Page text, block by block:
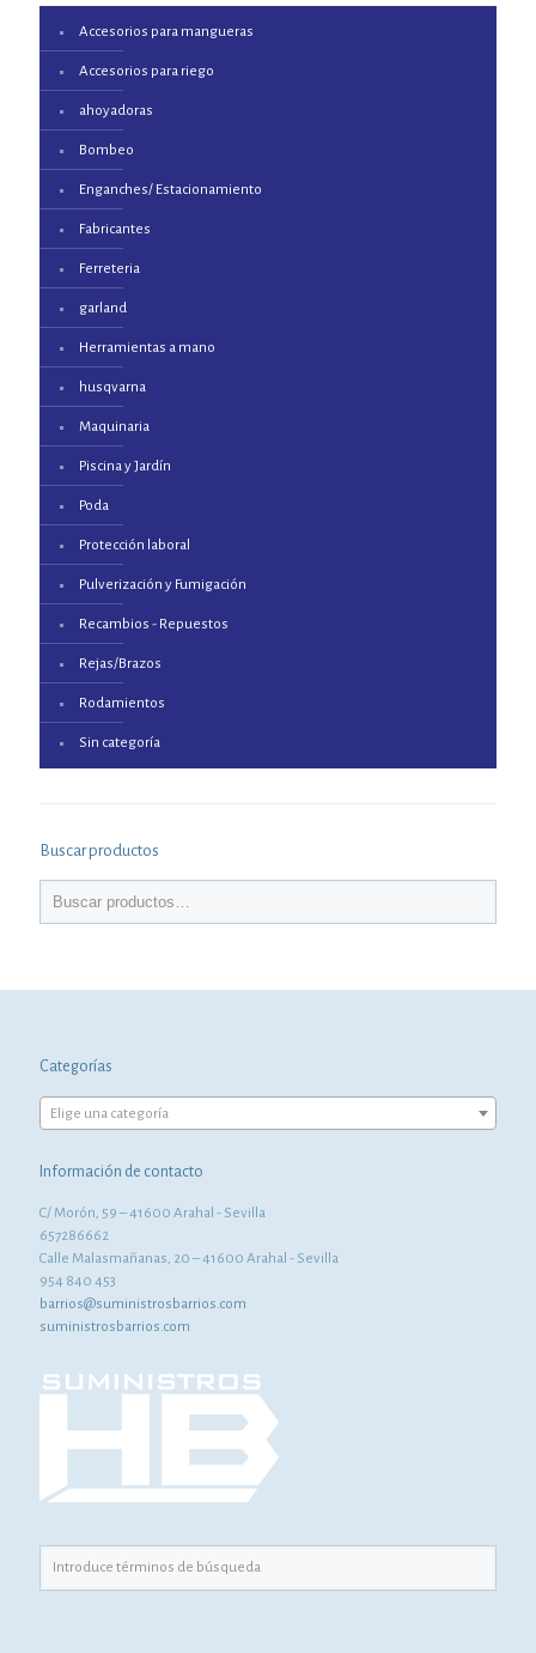
Accesorios para mangueras
Accesorios para riego
ahoyadoras
Bombeo
Enganches/ Estacionamiento
Fabricantes
Ferreteria
garland
Herramientas a mano
husqvarna
Maquinaria
Piscina y Jardín
Poda
Protección laboral
Pulverización y Fumigación
Recambios - Repuestos
Rejas/Brazos
Rodamientos
Sin categoría
Buscar productos
Categorías
Elige una categoría
Información de contacto
C/ Morón, 59 – 41600 Arahal - Sevilla
657286662
Calle Malasmañanas, 20 – 41600 Arahal - Sevilla
954 840 453
barrios@suministrosbarrios.com
suministrosbarrios.com